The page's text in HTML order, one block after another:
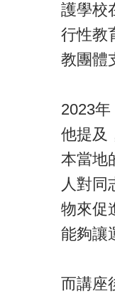
護學校
行性教
教團體
2023
他提及
本當地
人對同
物來促
能夠讓
而講座